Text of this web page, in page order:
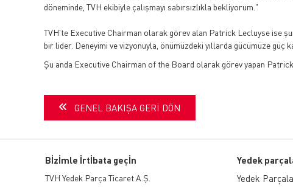
döneminde, TVH ekibiyle çalışmayı sabırsızlıkla bekliyorum."
TVH'te Executive Chairman olarak görev alan Patrick Lecluyse ise
bir lider. Deneyimi ve vizyonuyla, önümüzdeki yıllarda gücümüze güç
Şu anda Executive Chairman of the Board olarak görev yapan
GENEL BAKIŞA GERI DÖN
Bİzİmle İrtİbata geçİn
TVH Yedek Parça Ticaret A.Ş.
Yedek
Yedek